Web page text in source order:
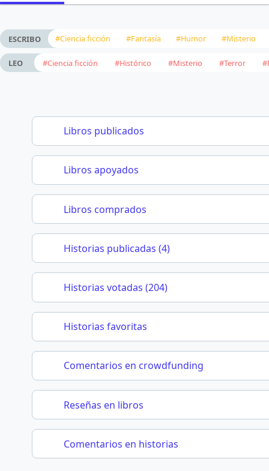
ESCRIBO #Ciencia ficción #Fantasía #Humor #Misterio
LEO #Ciencia ficción #Histórico #Misterio #Terror
Libros publicados
Libros apoyados
Libros comprados
Historias publicadas (4)
Historias votadas (204)
Historias favoritas
Comentarios en crowdfunding
Reseñas en libros
Comentarios en historias